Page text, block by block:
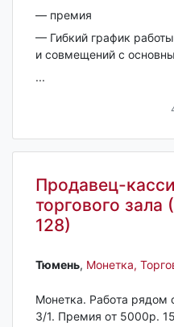
— премия
— Гибкий грaфик
и совмещений с
...
Продавец-
торгового
128)
Тюмень‎, Монетка,
Монеткa. Рабoта
3/1. Премия oт 5000р.